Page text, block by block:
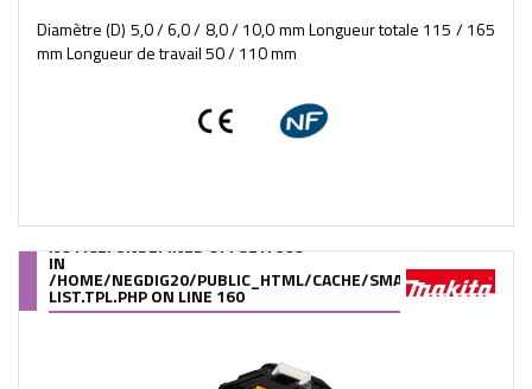
Diamètre (D) 5,0 / 6,0 / 8,0 / 10,0 mm Longueur totale 115 / 165
mm Longueur de travail 50 / 110 mm
NOTICE: UNDEFINED OFFSET: 399
IN
/HOME/NEGDIG20/PUBLIC_HTML/CACHE/SMARTY/
LIST.TPL.PHPON LINE 160